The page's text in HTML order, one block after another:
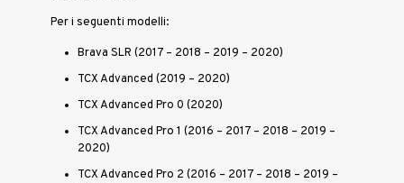
Per i seguenti modelli:
Brava SLR (2017 – 2018 – 2019 – 2020)
TCX Advanced (2019 – 2020)
TCX Advanced Pro 0 (2020)
TCX Advanced Pro 1 (2016 – 2017 – 2018 – 2019 –
2020)
TCX Advanced Pro 2 (2016 – 2017 – 2018 – 2019 –